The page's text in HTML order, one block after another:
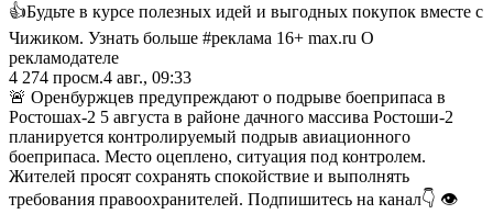
👍Будьте в курсе полезных идей и выгодных покупок вместе с
Чижиком. Узнать больше #реклама 16+ max.ru О
рекламодателе
4 274 просм.4 авг., 09:33
🚨 Оренбуржцев предупреждают о подрыве боеприпаса в
Ростошах-2 5 августа в районе дачного массива Ростоши-2
планируется контролируемый подрыв авиационного
боеприпаса. Место оцеплено, ситуация под контролем.
Жителей просят сохранять спокойствие и выполнять
требования правоохранителей. Подпишитесь на канал👇 👁